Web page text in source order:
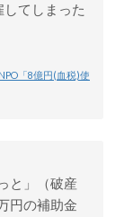
てしまった
「8億円(血税)使
と」（破産
円の補助金